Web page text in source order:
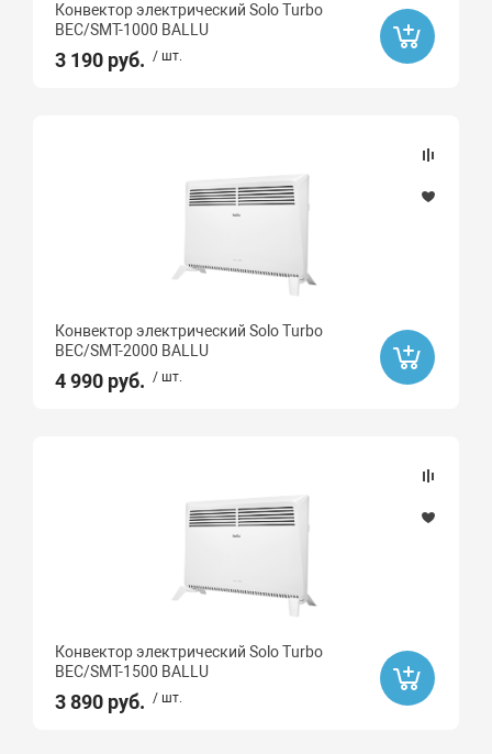
BALLU
Ресанта
Конвектор электрический Solo Turbo
BEC/SMT-1000 BALLU
3 190 руб. / шт.
Конвектор электрический Solo Turbo
BEC/SMT-2000 BALLU
4 990 руб. / шт.
Конвектор электрический Solo Turbo
BEC/SMT-1500 BALLU
3 890 руб. / шт.